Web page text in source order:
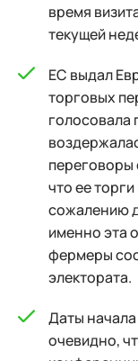
время
текущей
ЕС выдал
торговых
голосовала
переговоры
что ее
сожалению
именно эта
фермеры
электората.
Даты
очевидно,